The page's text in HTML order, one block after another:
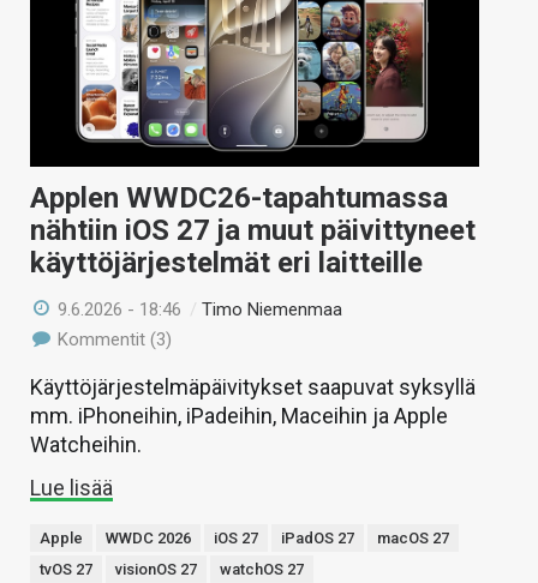
HINTA.FI
VAIHDA TEEMA
HAKU
Applen WWDC26-tapahtumassa
nähtiin iOS 27 ja muut päivittyneet
käyttöjärjestelmät eri laitteille
9.6.2026 - 18:46 /Timo Niemenmaa
Kommentit (3)
Käyttöjärjestelmäpäivitykset saapuvat syksyllä
mm. iPhoneihin, iPadeihin, Maceihin ja Apple
Watcheihin.
Lue lisää
Apple WWDC 2026 iOS 27 iPadOS 27
macOS 27
tvOS 27
visionOS 27 watchOS 27